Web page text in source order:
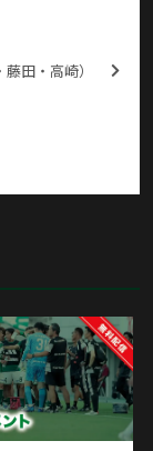
田・高崎）